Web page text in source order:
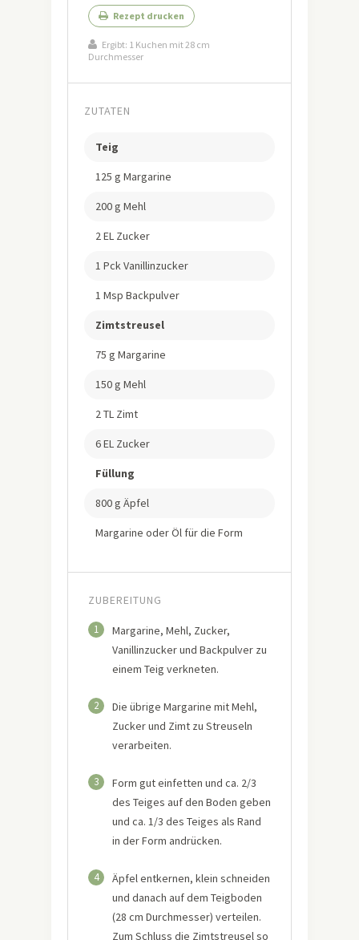
Rezept drucken
Ergibt: 1 Kuchen mit 28 cm
Durchmesser
ZUTATEN
Teig
125 g Margarine
200 g Mehl
2 EL Zucker
1 Pck Vanillinzucker
1 Msp Backpulver
Zimtstreusel
75 g Margarine
150 g Mehl
2 TL Zimt
6 EL Zucker
Füllung
800 g Äpfel
Margarine oder Öl für die Form
ZUBEREITUNG
1
Margarine, Mehl, Zucker,
Vanillinzucker und Backpulver zu
einem Teig verkneten.
2
Die übrige Margarine mit Mehl,
Zucker und Zimt zu Streuseln
verarbeiten.
3
Form gut einfetten und ca. 2/3
des Teiges auf den Boden geben
und ca. 1/3 des Teiges als Rand
in der Form andrücken.
4
Äpfel entkernen, klein schneiden
und danach auf dem Teigboden
(28 cm Durchmesser) verteilen.
Zum Schluss die Zimtstreusel so